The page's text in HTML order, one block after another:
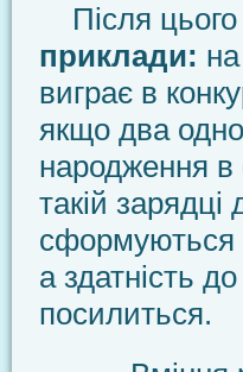
Після
приклади:
виграє в
якщо два
народження
такій
сформуються
а здатність
посилиться.